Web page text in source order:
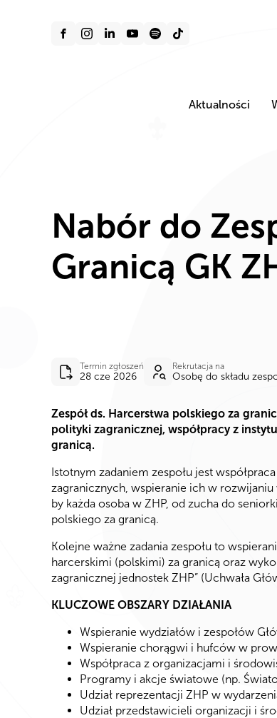
Aktualności
Nabór do
Granicą GK
Termin zgłoszeń
28 cze 2026
Rekrutacja na
Osobę do składu
Zespół ds. Harcerstwa polskiego za
polityki zagranicznej, współpracy z
granicą.
Istotnym zadaniem zespołu jest
zagranicznych, wspieranie ich w
by każda osoba w ZHP, od zucha do
polskiego za granicą.
Kolejne ważne zadania zespołu to
harcerskimi (polskimi) za granicą oraz
zagranicznej jednostek ZHP” (Uchwała
KLUCZOWE OBSZARY DZIAŁANIA
Wspieranie wydziałów i zespołów
Wspieranie chorągwi i hufców w
Współpraca z organizacjami i
Programy i akcje światowe (np.
Udział reprezentacji ZHP w
Udział przedstawicieli organizacji i